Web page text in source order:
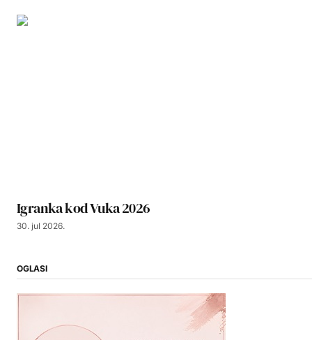
Igranka kod Vuka 2026
30. jul 2026.
OGLASI